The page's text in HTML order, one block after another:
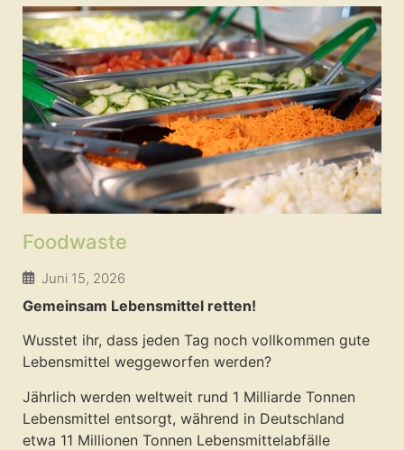
Foodwaste
Juni 15, 2026
Gemeinsam Lebensmittel retten!
Wusstet ihr, dass jeden Tag noch vollkommen gute
Lebensmittel weggeworfen werden?
Jährlich werden weltweit rund 1 Milliarde Tonnen
Lebensmittel entsorgt, während in Deutschland
etwa 11 Millionen Tonnen Lebensmittelabfälle